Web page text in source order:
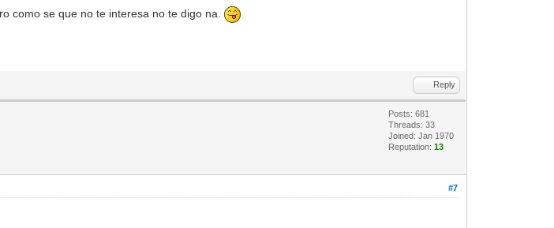
como se que no te interesa no te digo na.
Reply
Posts: 681
Threads: 33
Joined: Jan 1970
Reputation:13
#7